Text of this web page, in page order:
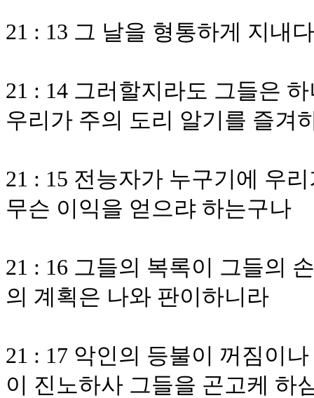
21 : 13 그 날을 형통하게 지내
21 : 14 그러할지라도 그들은
우리가 주의 도리 알기를 즐겨
21 : 15 전능자가 누구기에 우
무슨 이익을 얻으랴 하는구나
21 : 16 그들의 복록이 그들의
의 계획은 나와 판이하니라
21 : 17 악인의 등불이 꺼짐이
이 진노하사 그들을 곤고케 하